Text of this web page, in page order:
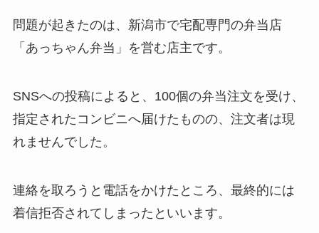
問題が起きたのは、新潟市で宅配専門の弁当店
「あっちゃん弁当」を営む店主です。
SNSへの投稿によると、100個の弁当注文を受け、
指定されたコンビニへ届けたものの、注文者は現
れませんでした。
連絡を取ろうと電話をかけたところ、最終的には
着信拒否されてしまったといいます。